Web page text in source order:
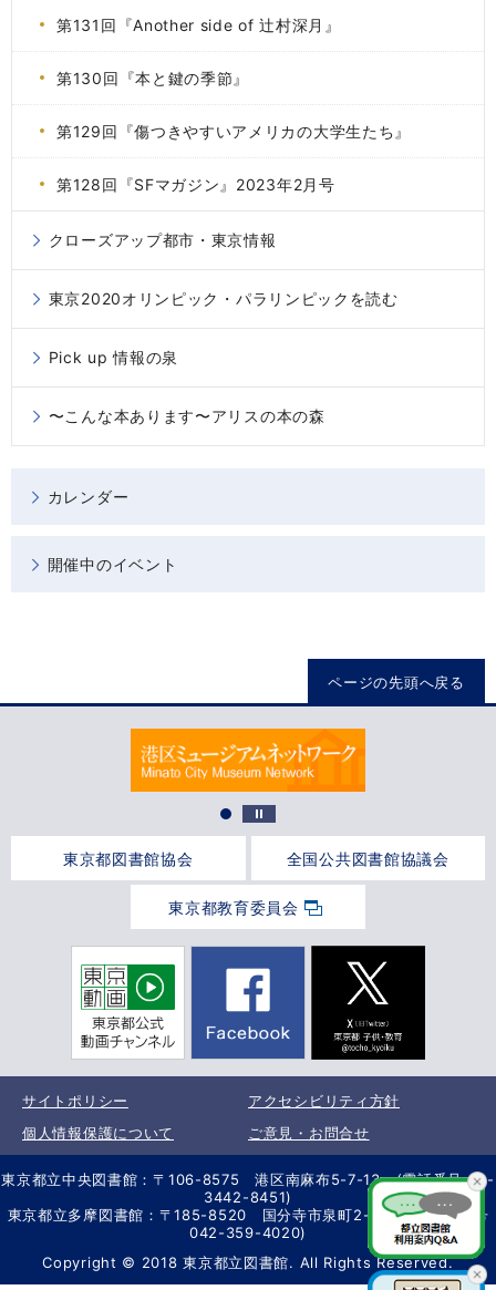
第131回『Another side of 辻村深月』
第130回『本と鍵の季節』
第129回『傷つきやすいアメリカの大学生たち』
第128回『SFマガジン』2023年2月号
クローズアップ都市・東京情報
東京2020オリンピック・パラリンピックを読む
Pick up 情報の泉
〜こんな本あります〜アリスの本の森
カレンダー
開催中のイベント
ページの先頭へ戻る
東京都図書館協会 全国公共図書館協議会
東京都教育委員会
サイトポリシー
アクセシビリティ方針
個人情報保護について
ご意見・お問合せ
東京都立中央図書館：〒106-8575 港区南麻布5-7-13 (電話番号 03-
3442-8451)
東京都立多摩図書館：〒185-8520 国分寺市泉町2-2-26 (電話番号
042-359-4020)
Copyright © 2018 東京都立図書館. All Rights Reserved.